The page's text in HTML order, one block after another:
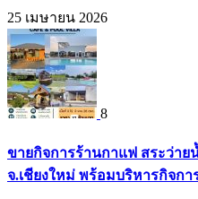
25 เมษายน 2026
8
ขายกิจการร้านกาแฟ สระว่าย
จ.เชียงใหม่ พร้อมบริหารกิจกา